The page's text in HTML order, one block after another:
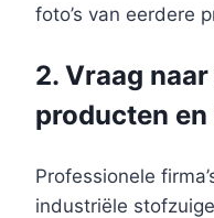
foto’s van eerdere
2. Vraag
producten
Professionele
industriële